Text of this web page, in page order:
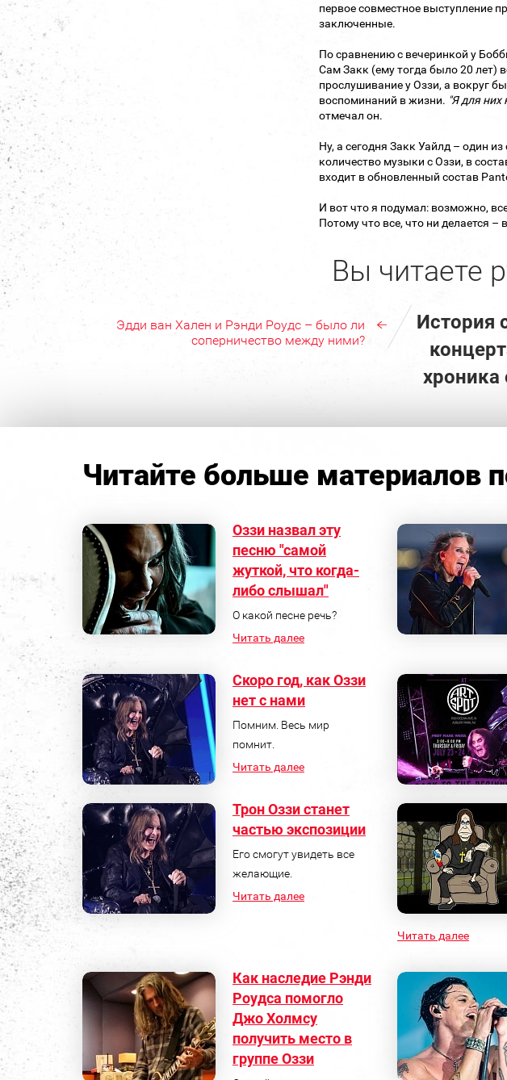
первое совместное выступление
заключенные.
По сравнению с вечеринкой у
Сам Закк (ему тогда было 20 лет)
прослушивание у Оззи, а вокруг
воспоминаний в жизни. "Я для них
отмечал он.
Ну, а сегодня Закк Уайлд – один
количество музыки с Оззи, в
входит в обновленный состав
И вот что я подумал: возможно,
Потому что все, что ни делается –
Вы читаете
Эдди ван Хален и Рэнди Роудс – было ли
соперничество между ними?
История
хроника
Читайте больше материалов
Оззи назвал эту
песню "самой
жуткой, что когда-
либо слышал"
О какой песне речь?
Читать далее
Скоро год, как Оззи
нет с нами
Помним. Весь мир
помнит.
Читать далее
Трон Оззи станет
частью экспозиции
Его смогут увидеть все
желающие.
Читать далее
Читать далее
Как наследие Рэнди
Роудса помогло
Джо Холмсу
получить место в
группе Оззи